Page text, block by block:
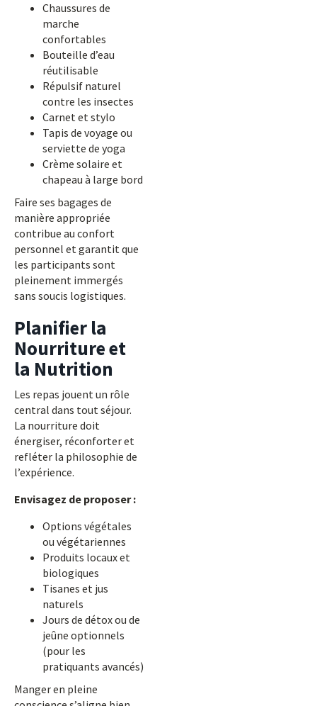
Chaussures de
marche
confortables
Bouteille d’eau
réutilisable
Répulsif naturel
contre les insectes
Carnet et stylo
Tapis de voyage ou
serviette de yoga
Crème solaire et
chapeau à large bord
Faire ses bagages de
manière appropriée
contribue au confort
personnel et garantit que
les participants sont
pleinement immergés
sans soucis logistiques.
Planifier la
Nourriture et
la Nutrition
Les repas jouent un rôle
central dans tout séjour.
La nourriture doit
énergiser, réconforter et
refléter la philosophie de
l’expérience.
Envisagez de proposer :
Options végétales
ou végétariennes
Produits locaux et
biologiques
Tisanes et jus
naturels
Jours de détox ou de
jeûne optionnels
(pour les
pratiquants avancés)
Manger en pleine